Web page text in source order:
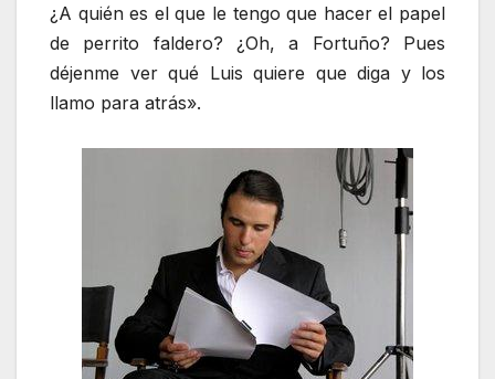
¿A quién es el que le tengo que hacer el papel
de perrito faldero? ¿Oh, a Fortuño? Pues
déjenme ver qué Luis quiere que diga y los
llamo para atrás».